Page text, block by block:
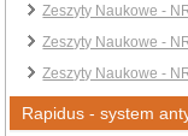
Zeszyty Naukowe -
Zeszyty Naukowe -
Zeszyty Naukowe -
Rapidus - system